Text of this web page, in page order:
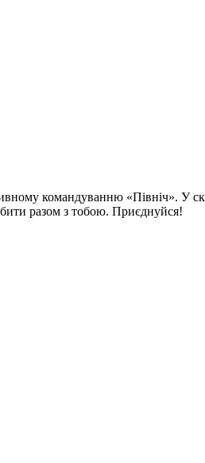
командуванню «Північ». У
разом з тобою. Приєднуйся!